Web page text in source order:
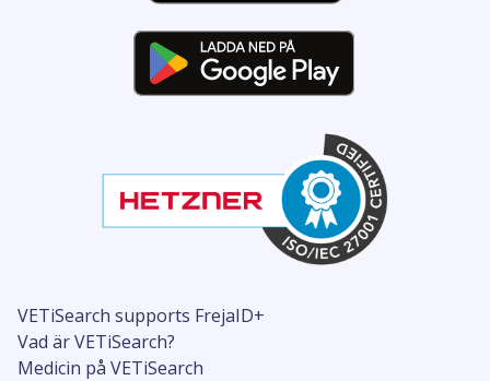
VETiSearch supports FrejaID+
Vad är VETiSearch?
Medicin på VETiSearch